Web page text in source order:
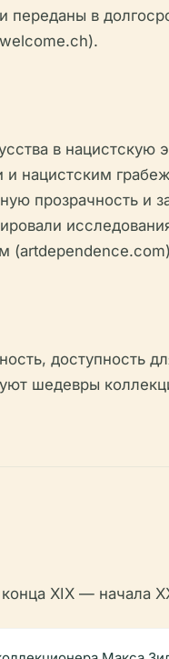
переданы в
в нацистскую
и нацистским
прозрачность и
доступность
шедевры
XIX — начала